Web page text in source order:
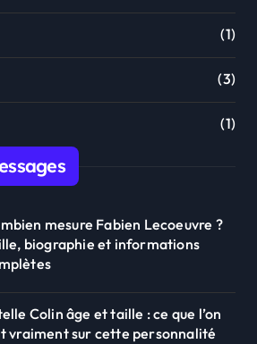
(1)
(3)
(1)
mesure Fabien Lecoeuvre ?
biographie et informations
Colin âge et taille : ce que l’on
vraiment sur cette personnalité